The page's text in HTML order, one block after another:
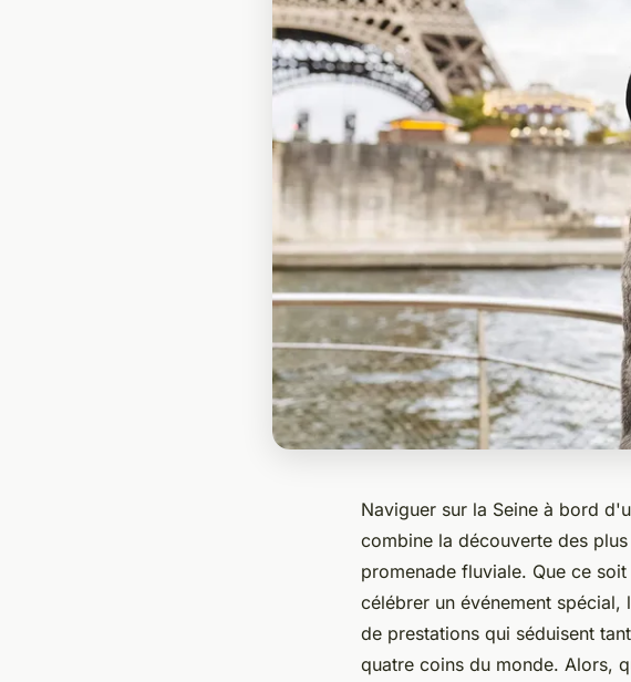
Naviguer sur la Seine à bord
combine la découverte des
promenade fluviale. Que ce
célébrer un événement
de prestations qui séduisent
quatre coins du monde. Alors,